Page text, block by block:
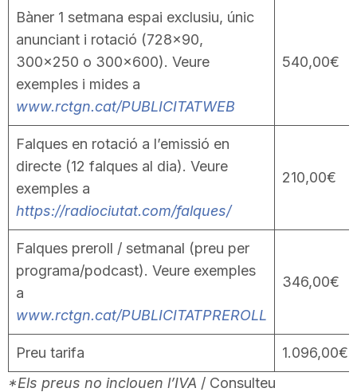
Bàner 1 setmana espai exclusiu, únic
anunciant i rotació (728×90,
300×250 o 300×600). Veure
exemples i mides a
www.rctgn.cat/PUBLICITATWEB
540,00€
Falques en rotació a l’emissió en
directe (12 falques al dia). Veure
exemples a
https://radiociutat.com/falques/
210,00€
Falques preroll / setmanal (preu per
programa/podcast). Veure exemples
a
www.rctgn.cat/PUBLICITATPREROLL
346,00€
Preu tarifa
1.096,00€
*Els preus no inclouen l’IVA / Consulteu